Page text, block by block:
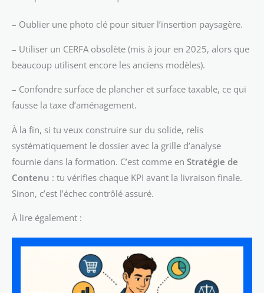
– Oublier une photo clé pour situer l’insertion paysagère.
– Utiliser un CERFA obsolète (mis à jour en 2025, alors que
beaucoup utilisent encore les anciens modèles).
– Confondre surface de plancher et surface taxable, ce qui
fausse la taxe d’aménagement.
À la fin, si tu veux construire sur du solide, relis
systématiquement le dossier avec la grille d’analyse
fournie dans la formation. C’est comme en Stratégie de
Contenu : tu vérifies chaque KPI avant la livraison finale.
Sinon, c’est l’échec contrôlé assuré.
À lire également :